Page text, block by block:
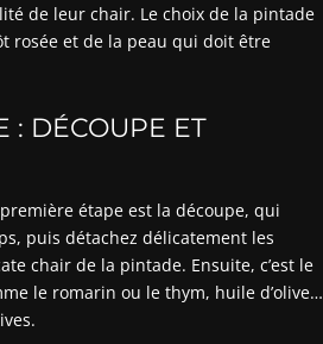
de leur chair. Le choix de la pintade
rosée et de la peau qui doit être
: DÉCOUPE ET
étape est la découpe, qui
puis détachez délicatement les
chair de la pintade. Ensuite, c’est le
le romarin ou le thym, huile d’olive…